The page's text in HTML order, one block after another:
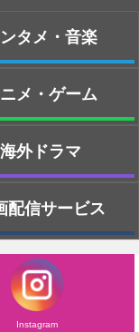
タメ・音楽
メ・ゲーム
海外ドラマ
配信サービス
Instagram